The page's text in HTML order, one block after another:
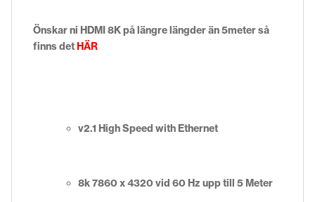
Önskar ni HDMI 8K på längre längder än 5meter så
finns detHÄR
v2.1 High Speed with Ethernet
8k 7860 x 4320 vid 60 Hz upp till 5 Meter